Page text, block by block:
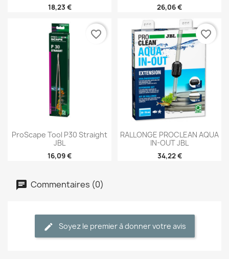
18,23 € 26,06 €
ProScape Tool P30 Straight
JBL
16,09 €
favorite_border
RALLONGE PROCLEAN AQUA
IN-OUT JBL
34,22 €
favorite_border
Commentaires (0)
Soyez le premier à donner votre avis